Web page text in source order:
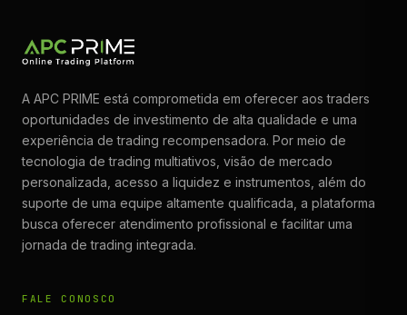
A APC PRIME está comprometida em oferecer aos traders
oportunidades de investimento de alta qualidade e uma
experiência de trading recompensadora. Por meio de
tecnologia de trading multiativos, visão de mercado
personalizada, acesso a liquidez e instrumentos, além do
suporte de uma equipe altamente qualificada, a plataforma
busca oferecer atendimento profissional e facilitar uma
jornada de trading integrada.
FALE CONOSCO